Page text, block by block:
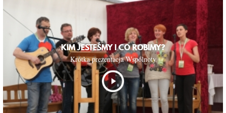
KIM JESTEŚMY I CO ROBIMY?
Krótka prezentacja Wspólnoty